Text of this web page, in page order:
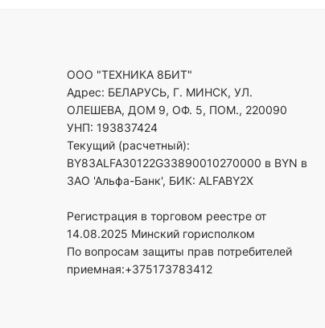
ООО "ТЕХНИКА 8БИТ"
Адрес: БЕЛАРУСЬ, Г. МИНСК, УЛ.
ОЛЕШЕВА, ДОМ 9, ОФ. 5, ПОМ., 220090
УНП: 193837424
Текущий (расчетный):
BY83ALFA30122G33890010270000 в BYN в
ЗАО 'Альфа-Банк', БИК: ALFABY2X
Регистрация в торговом реестре от
14.08.2025 Минский горисполком
По вопросам защиты прав потребителей
приемная:+375173783412